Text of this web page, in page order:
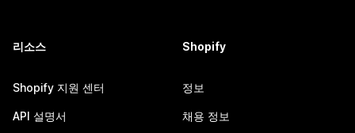
리소스
Shopify 지원 센터
API 설명서
Shopify
정보
채용 정보